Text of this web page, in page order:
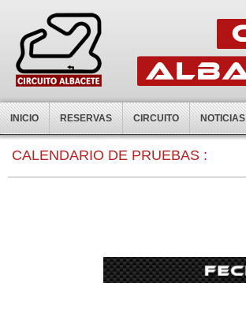
INICIO RESERVAS CIRCUITO NOTICIAS
CALENDARIO DE PRUEBAS :
0:00